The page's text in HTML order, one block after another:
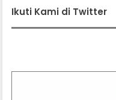
Ikuti Kami di Twitter